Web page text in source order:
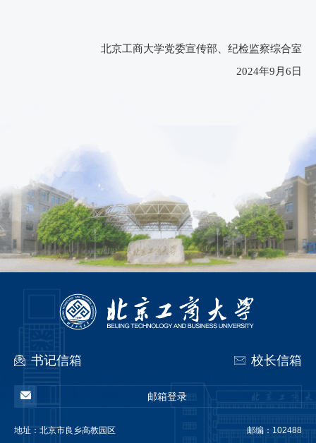
北京工商大学党委宣传部、纪检监察综合室
2024年9月6日
书记信箱 校长信箱
邮箱登录
地址： 北京市良乡高教园区
邮编：102488